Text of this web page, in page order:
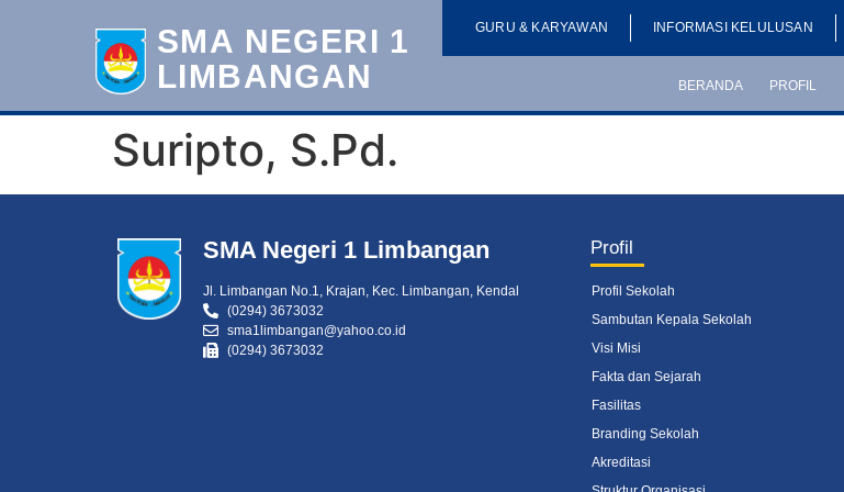
GURU & KARYAWAN INFORMASI KELULUSAN
SMA NEGERI 1
LIMBANGAN
BERANDA PROFIL
Suripto, S.Pd.
SMA Negeri 1 Limbangan
Jl. Limbangan No.1, Krajan, Kec. Limbangan, Kendal
(0294) 3673032
sma1limbangan@yahoo.co.id
(0294) 3673032
Profil
Profil Sekolah
Sambutan Kepala Sekolah
Visi Misi
Fakta dan Sejarah
Fasilitas
Branding Sekolah
Akreditasi